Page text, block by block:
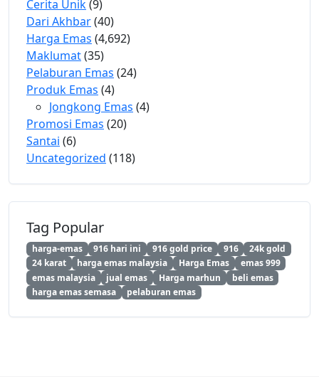
Cerita Unik(9)
Dari Akhbar(40)
Harga Emas (4,692)
Maklumat(35)
Pelaburan Emas (24)
Produk Emas (4)
Jongkong Emas (4)
Promosi Emas (20)
Santai (6)
Uncategorized (118)
Tag Popular
harga-emas 916 hari ini 916 gold price 916
24k gold
24 karat
harga emas malaysia Harga Emas
emas 999
emas malaysia
jual emas Harga marhun
beli emas
harga emas semasa
pelaburan emas